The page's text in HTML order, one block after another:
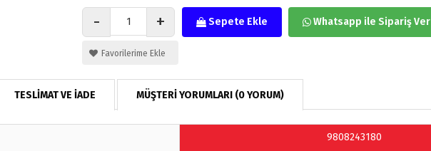
- + Sepete Ekle Whatsapp ile Sipariş Ver
Favorilerime Ekle
TESLİMAT VE İADE MÜŞTERİ YORUMLARI (0 YORUM)
9808243180